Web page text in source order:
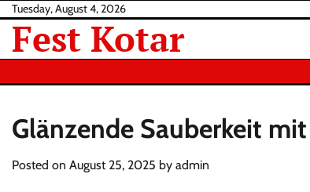
Skip
content
Tuesday, August 4, 2026
Fest Kotar
Glänzende Sauberkeit
Posted on August 25, 2025 by admin